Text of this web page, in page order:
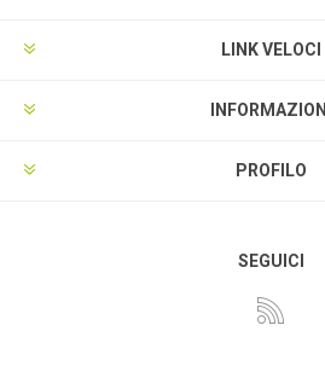
LINK VELOCI
INFORMAZIONI
PROFILO
SEGUICI